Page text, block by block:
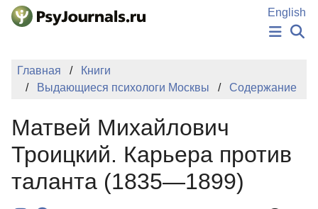
Перейти к основному содержанию
English
ИЗДАНИЯ
БАЗА ЗНАНИЙ
КЛЮЧЕВЫЕ СЛОВА
Регистрация
Вход
Главная
Книги
Выдающиеся психологи Москвы
Содержание
Матвей Михайлович
Троицкий. Карьера против
таланта (1835—1899)